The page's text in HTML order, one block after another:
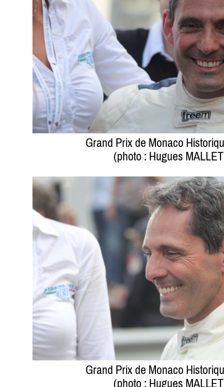
Grand Prix de Monaco
(photo : Hugues
Grand Prix de Monaco
(photo : Hugues